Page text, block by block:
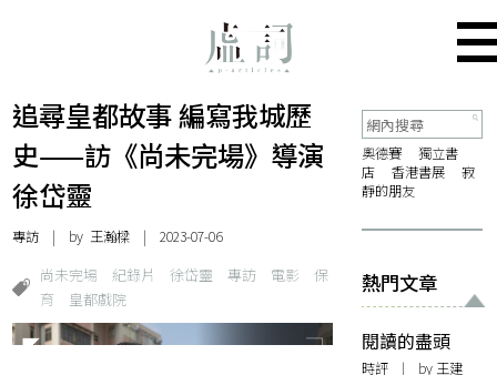
追尋皇都故事 編寫我城歷
史——訪《尚未完場》導演
徐岱靈
專訪 | by 王瀚樑 | 2023-07-06
尚未完場 紀錄片 徐岱靈 專訪 電影
保
育
皇都戲院
奧德賽
獨立書
店
香港書展
寂
靜的朋友
熱門文章
閱讀的盡頭
時評 | by 王建